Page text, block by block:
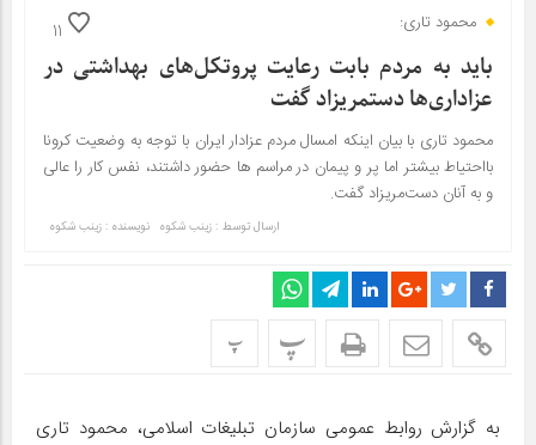
11 محمود تاری:
باید به مردم بابت رعایت پروتکل‌های بهداشتی در
عزاداری‌ها دستمریزاد گفت
محمود تاری با بیان اینکه امسال مردم عزادار ایران با توجه به وضعیت کرونا
بااحتیاط بیشتر اما پر و پیمان در مراسم‌ ها حضور داشتند، نفس کار را عالی
و به آنان دست‌مریزاد گفت.
ارسال توسط : زینب شکوه نویسنده : زینب شکوه
پ پ
به گزارش روابط عمومی سازمان تبلیغات اسلامی، محمود تاری